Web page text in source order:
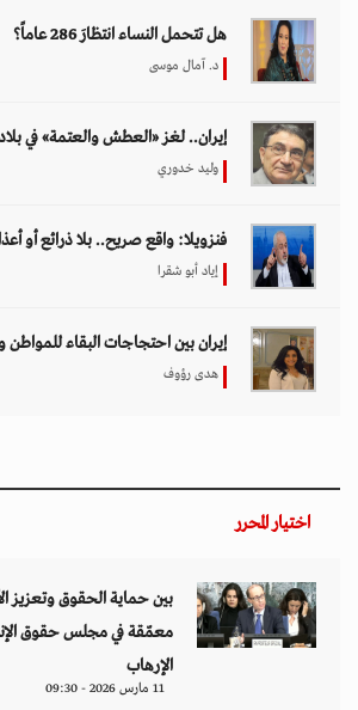
هل تتحمل النساء انتظارَ 286 عاماً؟
د. آمال موسى
إيران.. لغز «العطش والعتمة» في
وليد خدوري
فنزويلا: واقع صريح.. بلا ذرائع أو
إياد أبو شقرا
إيران بين احتجاجات البقاء للمواطن
هدى رؤوف
اختيار المحرر
بين حماية الحقوق وتعزيز
معمّقة في مجلس حقوق
الإرهاب
11 مارس 2026 - 09:30